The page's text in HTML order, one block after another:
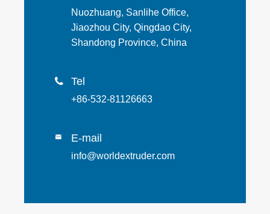
Nuozhuang, Sanlihe Office,
Jiaozhou City, Qingdao City,
Shandong Province, China
 Tel
+86-532-81126663
 E-mail
info@worldextruder.com